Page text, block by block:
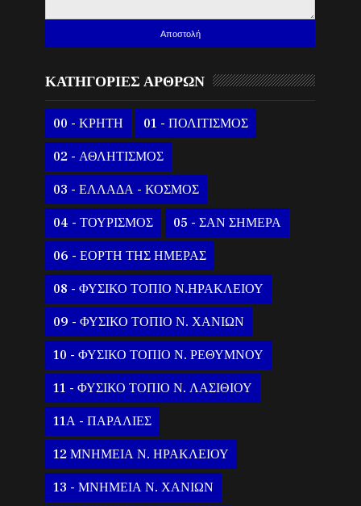
ΚΑΤΗΓΟΡΙΕΣ ΑΡΘΡΩΝ
00 - ΚΡΗΤΗ 01 - ΠΟΛΙΤΙΣΜΟΣ
02 - ΑΘΛΗΤΙΣΜΟΣ
03 - ΕΛΛΑΔΑ - ΚΟΣΜΟΣ
04 - ΤΟΥΡΙΣΜΟΣ 05 - ΣΑΝ ΣΗΜΕΡΑ
06 - ΕΟΡΤΗ ΤΗΣ ΗΜΕΡΑΣ
08 - ΦΥΣΙΚΟ ΤΟΠΙΟ Ν.ΗΡΑΚΛΕΙΟΥ
09 - ΦΥΣΙΚΟ ΤΟΠΙΟ Ν. ΧΑΝΙΩΝ
10 - ΦΥΣΙΚΟ ΤΟΠΙΟ Ν. ΡΕΘΥΜΝΟΥ
11 - ΦΥΣΙΚΟ ΤΟΠΙΟ Ν. ΛΑΣΙΘΙΟΥ
11Α - ΠΑΡΑΛΙΕΣ
12 ΜΝΗΜΕΙΑ Ν. ΗΡΑΚΛΕΙΟΥ
13 - ΜΝΗΜΕΙΑ Ν. ΧΑΝΙΩΝ